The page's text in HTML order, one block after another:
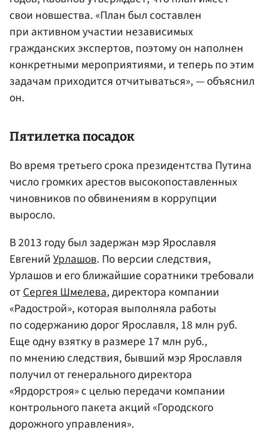
свои новшества. «План был составлен
при активном участии независимых
гражданских экспертов, поэтому он наполнен
конкретными мероприятиями, и теперь по этим
задачам приходится отчитываться», — объяснил
он.
Пятилетка посадок
Во время третьего срока президентства Путина
число громких арестов высокопоставленных
чиновников по обвинениям в коррупции
выросло.
В 2013 году был задержан мэр Ярославля
ЕвгенийУрлашов. По версии следствия,
Урлашов и его ближайшие соратники требовали
отСергея Шмелева, директора компании
«Радострой», которая выполняла работы
по содержанию дорог Ярославля, 18 млн руб.
Еще одну взятку в размере 17 млн руб.,
по мнению следствия, бывший мэр Ярославля
получил от генерального директора
«Ярдорстроя» с целью передачи компании
контрольного пакета акций «Городского
дорожного управления».